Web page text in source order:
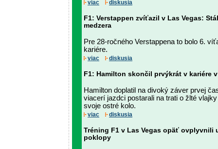
viac diskusia
F1: Verstappen zvíťazil v Las Vegas:
medzera
Pre 28-ročného Verstappena to bolo 6.
kariére.
viac diskusia
F1: Hamilton skončil prvýkrát v kariére
Hamilton doplatil na divoký záver prvej
viacerí jazdci postarali na trati o žlté
svoje ostré kolo.
viac diskusia
Tréning F1 v Las Vegas opäť ovplyvnili
poklopy